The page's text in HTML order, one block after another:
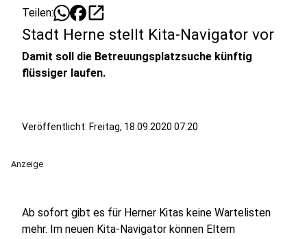
Teilen: open_in_new
Stadt Herne stellt Kita-Navigator vor
Damit soll die Betreuungsplatzsuche künftig
flüssiger laufen.
Veröffentlicht: Freitag, 18.09.2020 07:20
Anzeige
Ab sofort gibt es für Herner Kitas keine Wartelisten
mehr. Im neuen Kita-Navigator können Eltern